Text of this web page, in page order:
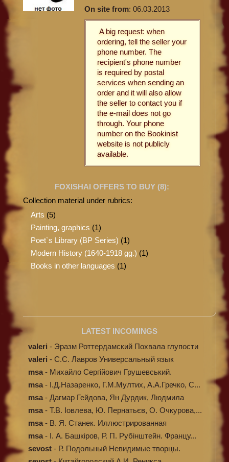
On site from: 06.03.2013
A big request: when
ordering, tell the seller your
phone number. The
recipient's phone number
is required by postal
services when sending an
order and it will also allow
the seller to contact you if
the e-mail does not go
through. Your phone
number on the Bookinist
website is not publicly
available.
FOXISHAI OFFERS TO BUY (8):
Collection material under rubrics:
Arts (5)
Painting, graphics (1)
Poet`s Library (BP Series) (1)
Modern History (1640-1918 gg.) (1)
Books in other languages (1)
LATEST INCOMINGS
valeri - Эразм Роттердамский Похвала глупости
valeri - C.С. Лавров Универсальный язык
программи...
msa - Михайло Сергійович Грушевський.
Ілюстров...
msa - І.Д.Назаренко, Г.М.Мултих, А.А.Гречко, С...
msa - Дагмар Гейдова, Ян Дурдик, Людмила
Кибал...
msa - Т.В. Іовлева, Ю. Пернатьєв, О. Очкурова,...
msa - В. Я. Станек. Иллюстрированная
энциклопе...
msa - І. А. Башкіров, Р. П. Рубінштейн. Францу...
sevost - Р. Подольный Невидимые творцы.